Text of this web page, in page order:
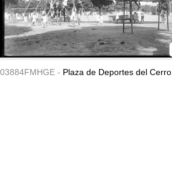
03884FMHGE - Plaza de Deportes del Cerro.